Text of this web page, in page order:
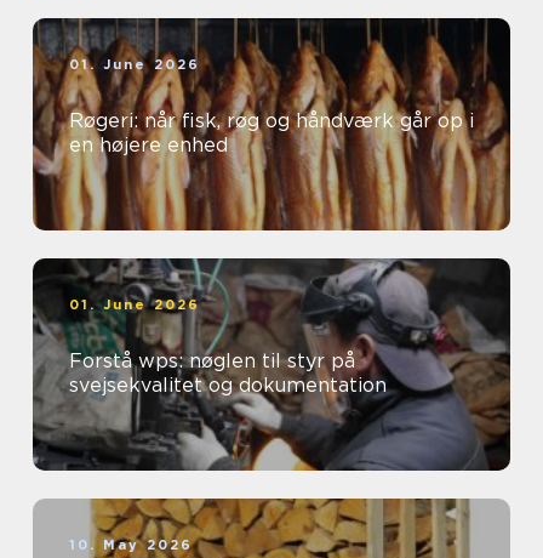
01. June 2026
Røgeri: når fisk, røg og håndværk går op i
en højere enhed
01. June 2026
Forstå wps: nøglen til styr på
svejsekvalitet og dokumentation
10. May 2026